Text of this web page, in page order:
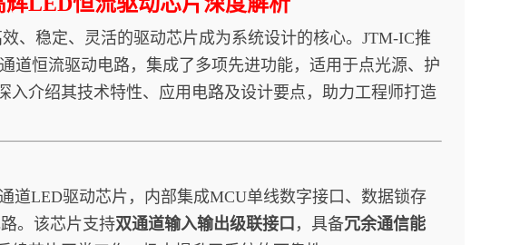
稳定、灵活的驱动芯片成为系统设计的核心。JTM-IC推
道恒流驱动电路，集成了多项先进功能，适用于点光源、护
入介绍其技术特性、应用电路及设计要点，助力工程师打造
驱动芯片，内部集成MCU单线数字接口、数据锁存
。该芯片支持双通道输入输出级联接口 ，具备冗余通信能